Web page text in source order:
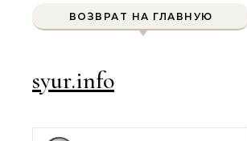
ВОЗВРАТ НА ГЛАВНУЮ
syur.info